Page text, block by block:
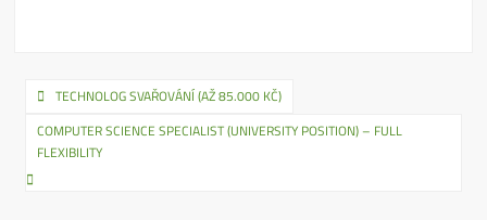
Navigace
pro
příspěvek
TECHNOLOG SVAŘOVÁNÍ (AŽ 85.000 KČ)
COMPUTER SCIENCE SPECIALIST (UNIVERSITY POSITION) – FULL
FLEXIBILITY